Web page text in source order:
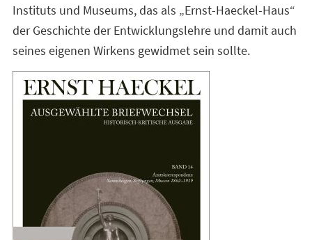
Instituts und Museums, das als „Ernst-Haeckel-Haus“
der Geschichte der Entwicklungslehre und damit auch
seines eigenen Wirkens gewidmet sein sollte.